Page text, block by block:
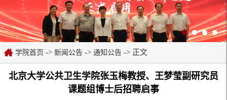
学院首页 -> 新闻公告 -> 通知公告 -> 正文
北京大学公共卫生学院张玉梅教授、王梦莹副研究员
课题组博士后招聘启事